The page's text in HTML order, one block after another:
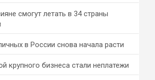
смогут летать в 34 страны
в России снова начала расти
крупного бизнеса стали неплатежи